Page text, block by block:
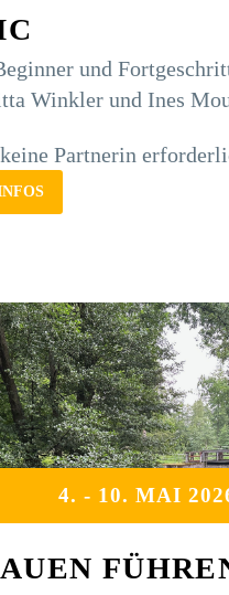
und
Winkler und Ines
keine Partnerin
4. - 10. MAI